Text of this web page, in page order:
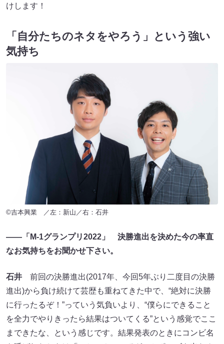
けします！
「自分たちのネタをやろう」という強い
気持ち
©吉本興業 ／左：新山／右：石井
――「M-1グランプリ2022」 決勝進出を決めた今の率直
なお気持ちをお聞かせ下さい。
石井 前回の決勝進出(2017年、今回5年ぶり二度目の決勝
進出)から負け続けて芸歴も重ねてきた中で、“絶対に決勝
に行ったるぞ！”っていう気負いより、“僕らにできること
を全力でやりきったら結果はついてくる”という感覚でここ
まできたな、という感じです。結果発表のときにコンビ名